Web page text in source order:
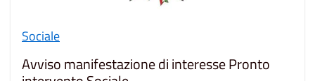
Sociale
Avviso manifestazione di interesse Pronto